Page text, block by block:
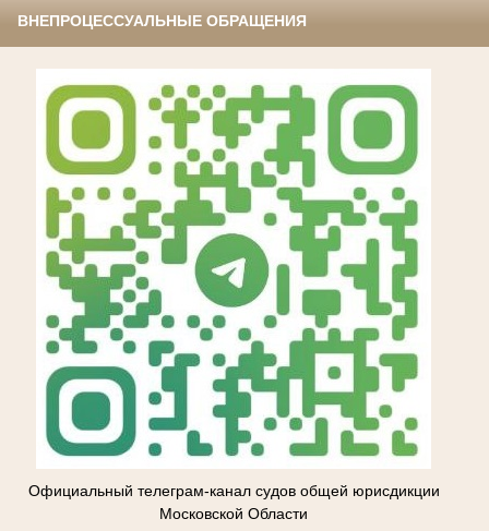
ВНЕПРОЦЕССУАЛЬНЫЕ ОБРАЩЕНИЯ
Официальный телеграм-канал судов общей юрисдикции
Московской Области